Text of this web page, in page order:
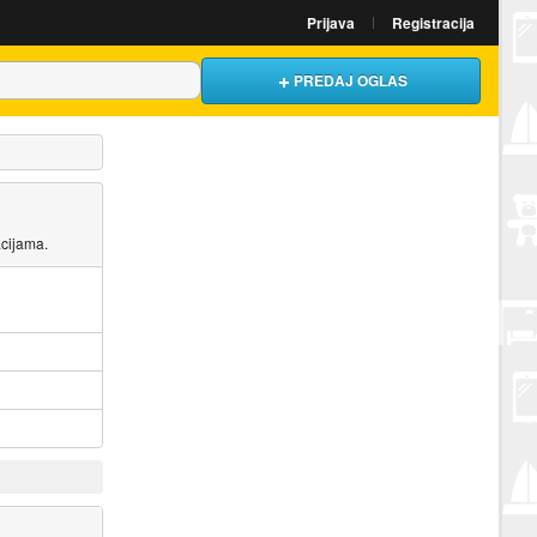
Prijava Registracija
PREDAJ OGLAS